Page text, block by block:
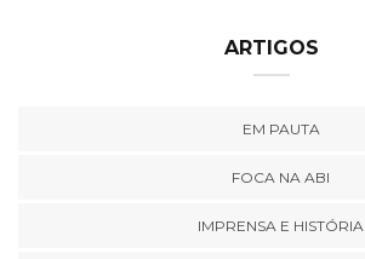
ARTIGOS
EM PAUTA
FOCA NA ABI
IMPRENSA E HISTÓRIA